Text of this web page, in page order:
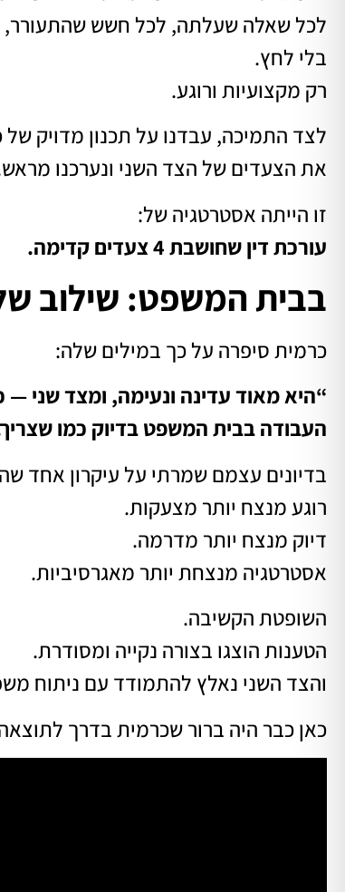
לכל שאלה שעלתה, לכל חשש שהתעורר,
בלי לחץ.
רק מקצועיות ורוגע.
לצד התמיכה, עבדנו על תכנון מדויק
את הצעדים של הצד השני ונערכנו
זו הייתה אסטרטגיה של:
עורכת דין שחושבת 4 צעדים קדימה.
בבית המשפט: שילוב
כרמית סיפרה על כך במילים שלה:
“היא מאוד עדינה ונעימה, ומצד שני
העבודה בבית המשפט בדיוק כמו
בדיונים עצמם שמרתי על עיקרון אחד
רוגע מנצח יותר מצעקות.
דיוק מנצח יותר מדרמה.
אסטרטגיה מנצחת יותר מאגרסיביות.
השופטת הקשיבה.
הטענות הוצגו בצורה נקייה ומסודרת.
והצד השני נאלץ להתמודד עם ניתוח
כאן כבר היה ברור שכרמית בדרך